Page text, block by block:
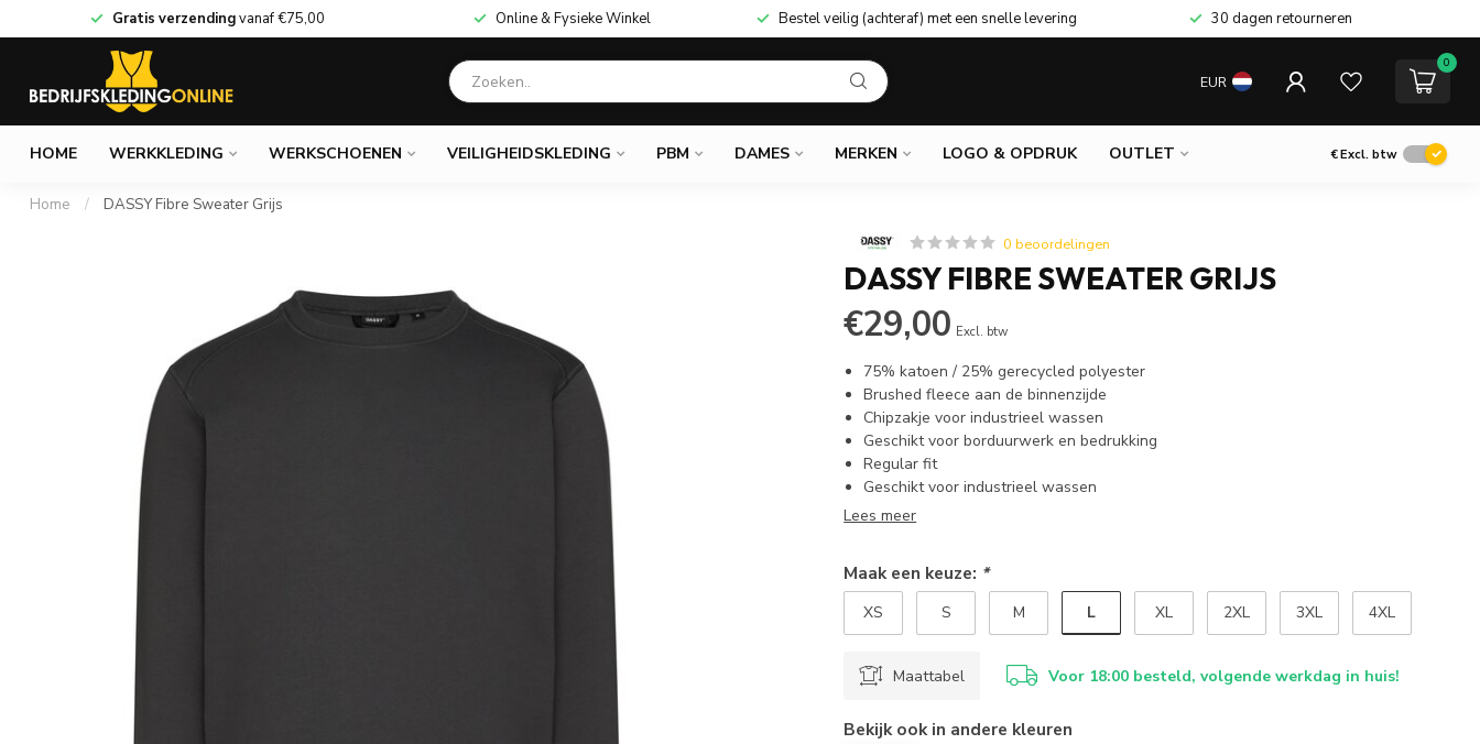
Gratis verzendingvanaf€75,00 Online & Fysieke Winkel Bestel veilig (achteraf) met een snelle levering 30 dagen retourneren
EUR
0
HOME WERKKLEDING WERKSCHOENEN VEILIGHEIDSKLEDING PBM DAMES MERKEN LOGO & OPDRUK OUTLET €Excl. btw
Home / DASSY Fibre Sweater Grijs
0 beoordelingen
DASSY FIBRE SWEATER GRIJS
€29,00 Excl. btw
75% katoen / 25% gerecycled polyester
Brushed fleece aan de binnenzijde
Chipzakje voor industrieel wassen
Geschikt voor borduurwerk en bedrukking
Regular fit
Geschikt voor industrieel wassen
Lees meer
Maak een keuze: *
XS S M L XL 2XL 3XL 4XL
Maattabel Voor 18:00 besteld, volgende werkdag in huis!
Bekijk ook in andere kleuren